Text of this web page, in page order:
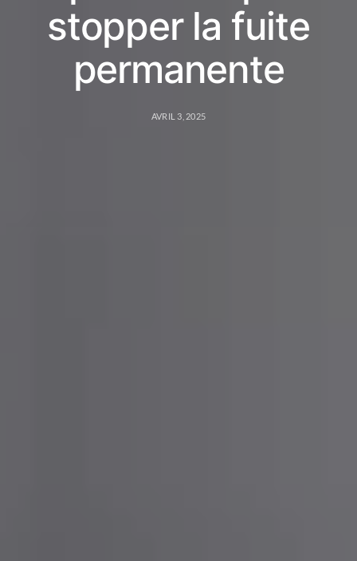
stopper la fuite
permanente
AVRIL 3, 2025